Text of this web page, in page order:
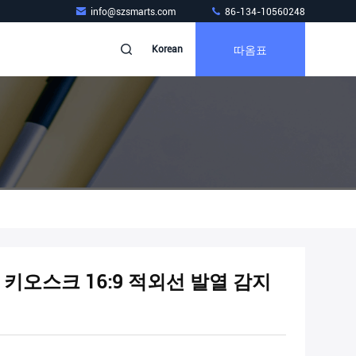
info@szsmarts.com 86-134-10560248
Korean 따옴표
오스크 16:9 적외선 발열 감지